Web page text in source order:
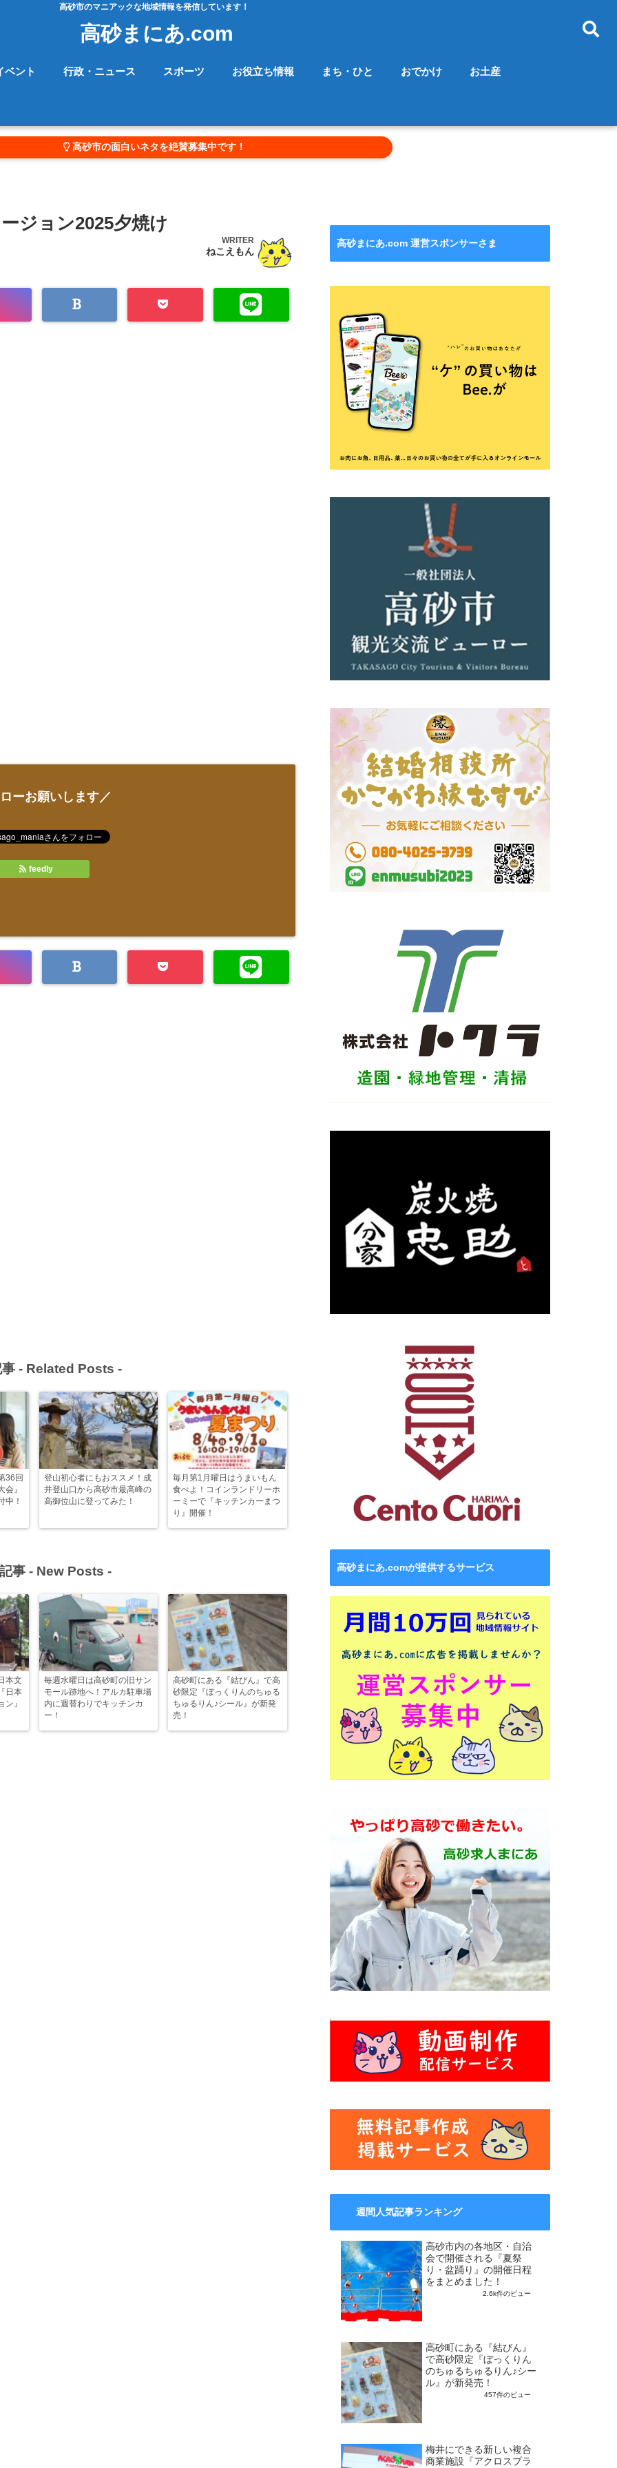
高砂市のマニアックな地域情報を発信しています！
高砂まにあ.com
ベント 行政・ニュース スポーツ お役立ち情報 まち・ひと おでかけ お土産
高砂市の面白いネタを絶賛募集中です！
ジョン2025夕焼け
WRITER
ねこえもん
ーお願いします／
feedly
- Related Posts -
36回
』
中！
登山初心者にもおススメ！成
井登山口から高砂市最高峰の
高御位山に登ってみた！
毎月第1月曜日はうまいもん
食べよ！コインランドリーホ
ーミーで『キッチンカーまつ
り』開催！
事 - New Posts -
本文
日本
』
毎週水曜日は高砂町の旧サン
モール跡地へ！アルカ駐車場
内に週替わりでキッチンカ
ー！
高砂町にある『結びん』で高
砂限定『ぼっくりんのちゅる
ちゅるりん♪シール』が新発
売！
高砂まにあ.com 運営スポンサーさま
高砂まにあ.comが提供するサービス
週間人気記事ランキング
高砂市内の各地区・自治
会で開催される『夏祭
り・盆踊り』の開催日程
をまとめました！
2.6k件のビュー
高砂町にある『結びん』
で高砂限定『ぼっくりん
のちゅるちゅるりん♪シー
ル』が新発売！
457件のビュー
梅井にできる新しい複合
商業施設『アクロスプラ